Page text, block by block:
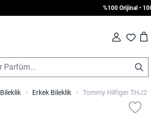
%100 Orijinal •
Fav Cart
Bileklik > Erkek Bileklik > Tommy Hilfiger